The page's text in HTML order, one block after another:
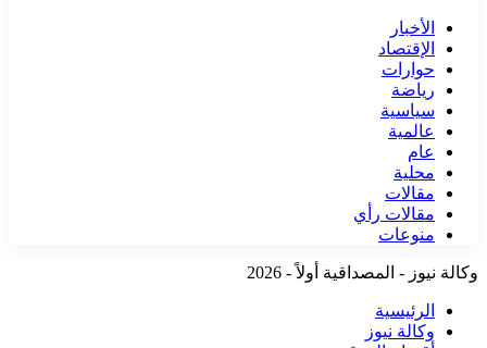
الأخبار
الإقتصاد
حوارات
رياضة
سياسية
عالمية
عام
محلية
مقالات
مقالات رأي
منوعات
وكالة نيوز - المصداقية أولاً - 2026
الرئيسية
وكالة نيوز